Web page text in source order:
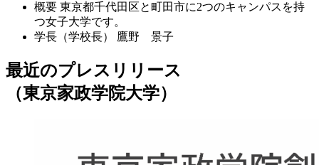
概要 東京都千代田区と町田市に2つのキャンパスを持
つ女子大学です。
学長（学校長）
鷹野 景子
最近のプレスリリース
（東京家政学院大学）